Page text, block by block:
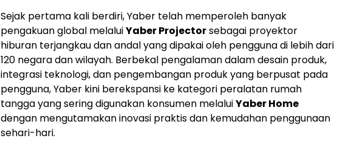
Sejak pertama kali berdiri, Yaber telah memperoleh banyak
pengakuan global melaluiYaber Projectorsebagai proyektor
hiburan terjangkau dan andal yang dipakai oleh pengguna di lebih dari
120 negara dan wilayah. Berbekal pengalaman dalam desain produk,
integrasi teknologi, dan pengembangan produk yang berpusat pada
pengguna, Yaber kini berekspansi ke kategori peralatan rumah
tangga yang sering digunakan konsumen melaluiYaber Home
dengan mengutamakan inovasi praktis dan kemudahan penggunaan
sehari-hari.